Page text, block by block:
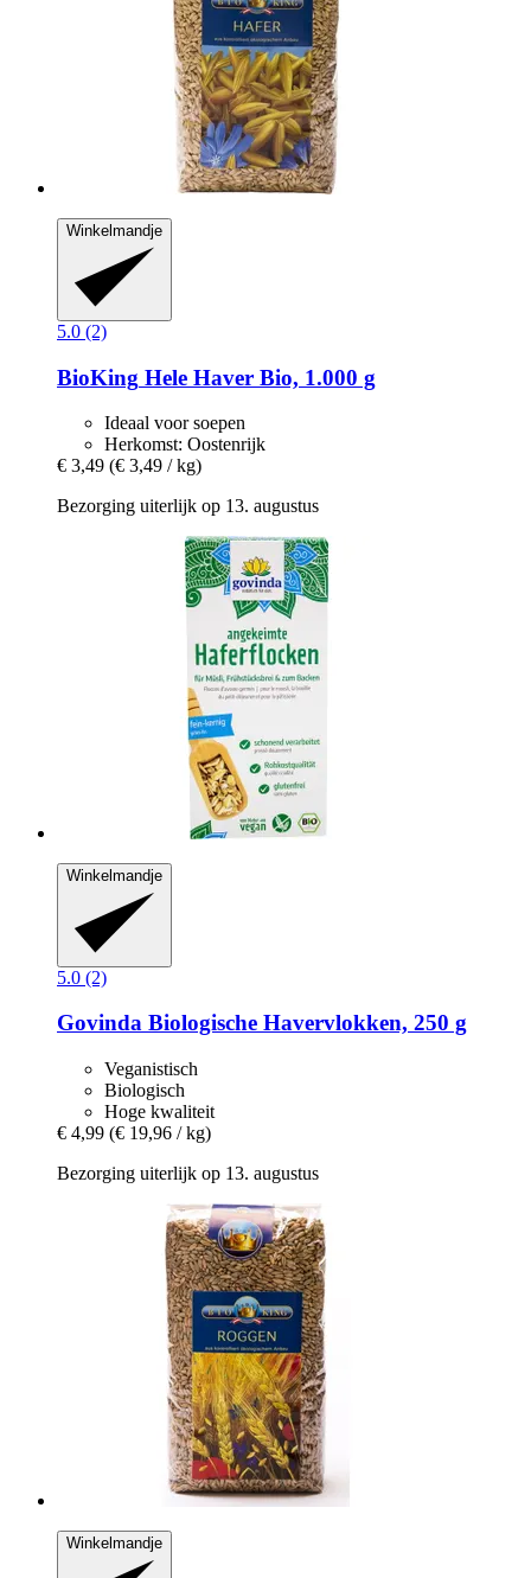
Winkelmandje
5.0 (2)
BioKing Hele Haver Bio, 1.000 g
Ideaal voor soepen
Herkomst: Oostenrijk
€ 3,49 (€ 3,49 / kg)
Bezorging uiterlijk op 13. augustus
Winkelmandje
5.0 (2)
Govinda Biologische Havervlokken, 250 g
Veganistisch
Biologisch
Hoge kwaliteit
€ 4,99 (€ 19,96 / kg)
Bezorging uiterlijk op 13. augustus
Winkelmandje